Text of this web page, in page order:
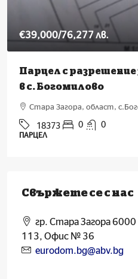
€39,000/76,277 лв.
Парцел с
в с. Богомилово
Стара Загора, област,
18373 0 0
ПАРЦЕЛ
Свържете се с нас
гр. Стара Загора
113, Офис № 36
eurodom.bg@abv.bg